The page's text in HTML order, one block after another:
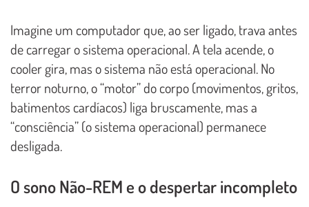
Imagine um computador que, ao ser ligado, trava antes
de carregar o sistema operacional. A tela acende, o
cooler gira, mas o sistema não está operacional. No
terror noturno, o “motor” do corpo (movimentos, gritos,
batimentos cardíacos) liga bruscamente, mas a
“consciência” (o sistema operacional) permanece
desligada.
O sono Não-REM e o despertar incompleto